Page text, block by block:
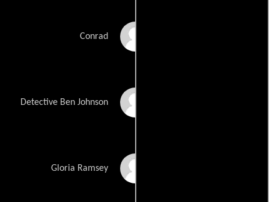
Conrad
Detective Ben Johnson
Gloria Ramsey